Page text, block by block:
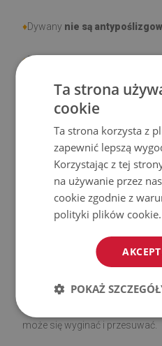
♦Dywany nie są
♦Produkt
Prosimy pamiętać, że
użytkowaniu wynikające z
podlegają reklamacjom.
Jak dbać o produkt?
Czyść wilgotną szmatką —nie
chemicznych.
Regularnie wietrz dolną
Mata jest przeznaczona do
może się wyginać i przesuwać.
Ta strona
cookie
Ta strona korzysta z
zapewnić lepszą
Korzystając z tej
na używanie przez
cookie zgodnie z
polityki plików cookie.
POKAŻ